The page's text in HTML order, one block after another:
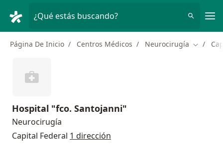
¿Qué estás buscando?
Página De Inicio Centros Médicos Neurocirugía
Hospital "fco. Santojanni"
Neurocirugía
Capital Federal 1 dirección